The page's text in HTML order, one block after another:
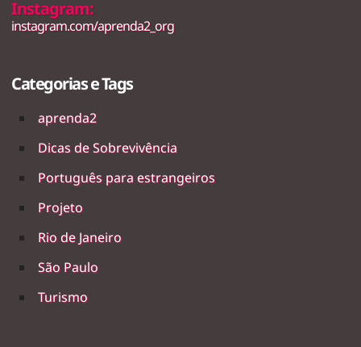
Instagram:
instagram.com/aprenda2_org
Categorias e Tags
aprenda2
Dicas de Sobrevivência
Português para estrangeiros
Projeto
Rio de Janeiro
São Paulo
Turismo